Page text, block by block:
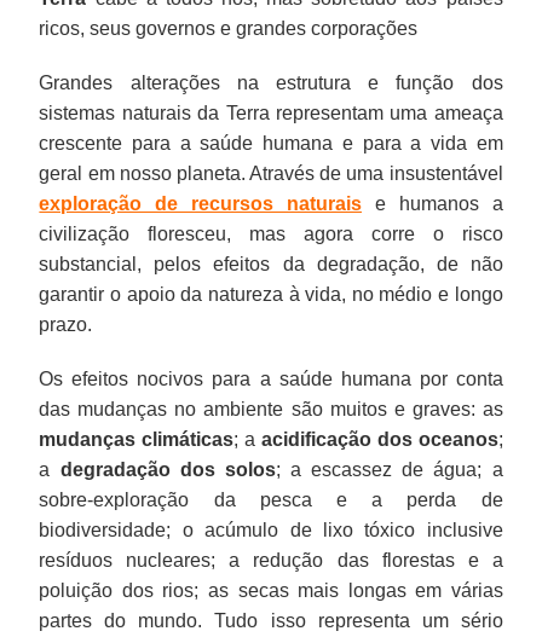
ricos, seus governos e grandes corporações
Grandes alterações na estrutura e função dos
sistemas naturais da Terra representam uma ameaça
crescente para a saúde humana e para a vida em
geral em nosso planeta. Através de uma insustentável
exploração de recursos naturais e humanos a
civilização floresceu, mas agora corre o risco
substancial, pelos efeitos da degradação, de não
garantir o apoio da natureza à vida, no médio e longo
prazo.
Os efeitos nocivos para a saúde humana por conta
das mudanças no ambiente são muitos e graves: as
mudanças climáticas; a acidificação dos oceanos;
a degradação dos solos; a escassez de água; a
sobre-exploração da pesca e a perda de
biodiversidade; o acúmulo de lixo tóxico inclusive
resíduos nucleares; a redução das florestas e a
poluição dos rios; as secas mais longas em várias
partes do mundo. Tudo isso representa um sério